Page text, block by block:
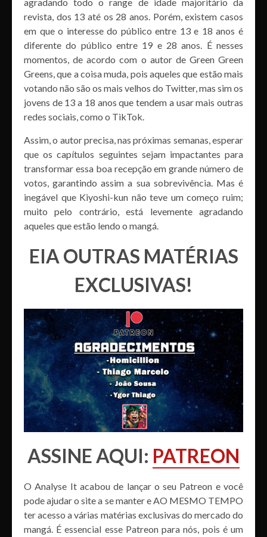
agradando todo o range de idade majoritário da
revista, dos 13 até os 28 anos. Porém, existem casos
em que o interesse do público entre 13 e 18 anos é
diferente do público entre 19 e 28 anos. É nesses
momentos, de acordo com o autor de Green Green
Greens, que a coisa muda, pois aqueles que estão mais
votando não são os mais velhos do Twitter, mas sim os
jovens de 13 a 18 anos que tendem a usar mais outras
redes sociais, como o TikTok.
Assim, o autor precisa, nas próximas semanas, esperar
que os capítulos seguintes sejam impactantes para
transformar essa boa recepção em grande número de
votos, garantindo assim a sua sobrevivência. Mas é
inegável que Kiyoshi-kun não teve um começo ruim;
muito pelo contrário, está levemente agradando
aqueles que estão lendo o mangá.
EIA OUTRAS MATÉRIAS
EXCLUSIVAS!
ASSINE AQUI: PATREON
O Analyse It acabou de lançar o seu Patreon e você
pode ajudar o site a se manter e AO MESMO TEMPO
ter acesso a várias matérias exclusivas do mercado do
mangá. É essencial esse Patreon para nós, pois é um